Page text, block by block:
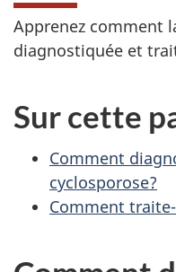
Apprenez comment
diagnostiquée et
Sur cette
Comment
cyclosporose?
Comment